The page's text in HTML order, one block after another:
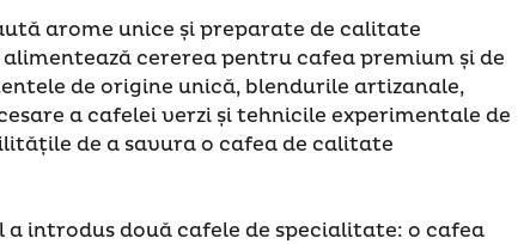
arome unice și preparate de calitate
cererea pentru cafea premium și de
de origine unică, blendurile artizanale,
a cafelei verzi și tehnicile experimentale de
de a savura o cafea de calitate
a introdus două cafele de specialitate: o cafea